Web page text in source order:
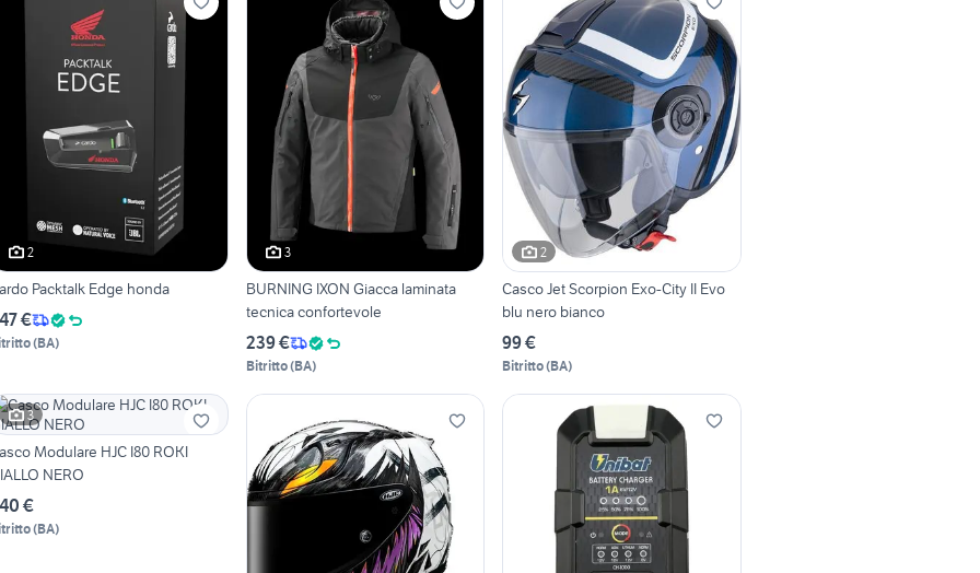
2
Packtalk Edge honda
€
(BA)
3
BURNING IXON Giacca laminata
tecnica confortevole
239 €
Bitritto(BA)
2
Casco Jet Scorpion Exo-City II Evo
blu nero bianco
99 €
Bitritto(BA)
3
Modulare HJC I80 ROKI
NERO
€
(BA)